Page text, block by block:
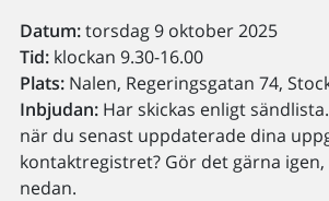
Datum:torsdag 9 oktober 2025
Tid:klockan 9.30-16.00
Plats:Nalen, Regeringsgatan 74,
Inbjudan:Har skickas enligt
när du senast uppdaterade dina
kontaktregistret? Gör det gärna
nedan.